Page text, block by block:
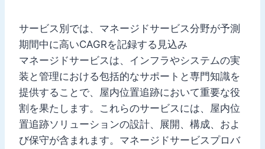
サービス別では、マネージドサービス分野が予測
期間中に高いCAGRを記録する見込み
マネージドサービスは、インフラやシステムの実
装と管理における包括的なサポートと専門知識を
提供することで、屋内位置追跡において重要な役
割を果たします。これらのサービスには、屋内位
置追跡ソリューションの設計、展開、構成、およ
び保守が含まれます。マネージドサービスプロバ